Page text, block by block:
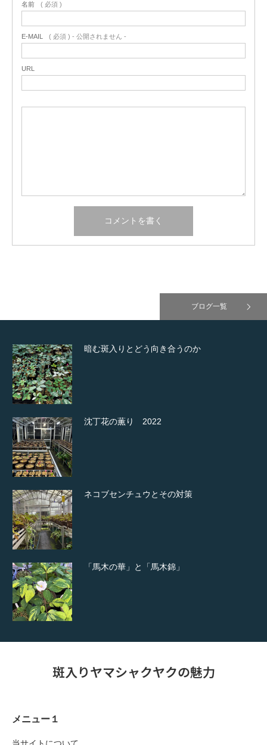
名前 ( 必須 )
E-MAIL ( 必須 ) - 公開されません -
URL
ブログ一覧
暗む斑入りとどう向き合うのか
沈丁花の薫り 2022
ネコブセンチュウとその対策
「馬木の華」と「馬木錦」
斑入りヤマシャクヤクの魅力
メニュー１